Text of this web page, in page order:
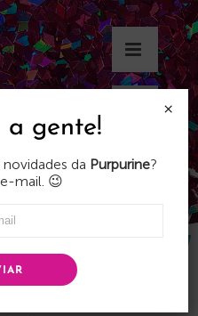
a gente!
da Purpurine?
mail. 😉
×